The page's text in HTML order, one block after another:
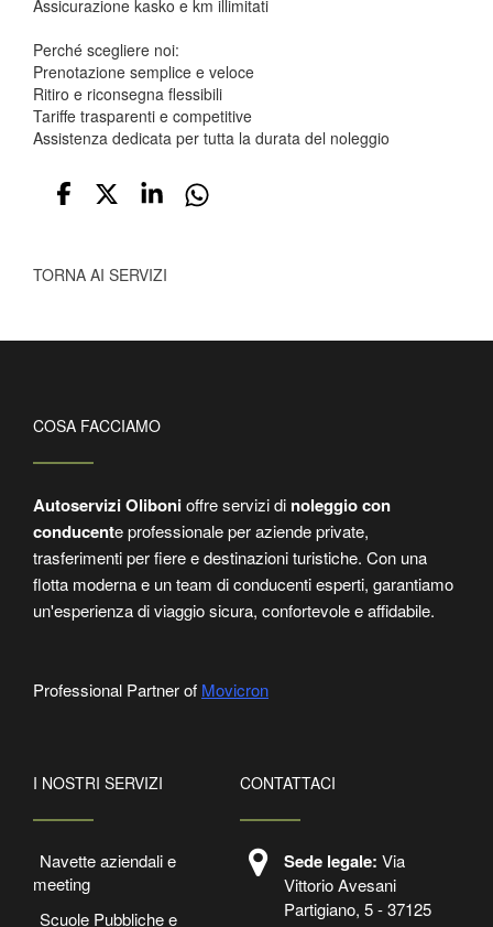
Assicurazione kasko e km illimitati
Perché scegliere noi:
Prenotazione semplice e veloce
Ritiro e riconsegna flessibili
Tariffe trasparenti e competitive
Assistenza dedicata per tutta la durata del noleggio
TORNA AI SERVIZI
COSA FACCIAMO
Autoservizi Olibonioffre servizi di noleggio con
conducente professionale per aziende private,
trasferimenti per fiere e destinazioni turistiche. Con una
flotta moderna e un team di conducenti esperti, garantiamo
un'esperienza di viaggio sicura, confortevole e affidabile.
Professional Partner of Movicron
I NOSTRI SERVIZI
Navette aziendali e
meeting
Scuole Pubbliche e
CONTATTACI
Sede legale: Via
Vittorio Avesani
Partigiano, 5 - 37125